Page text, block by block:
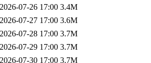
2026-07-26 17:00 3.4M
2026-07-27 17:00 3.6M
2026-07-28 17:00 3.7M
2026-07-29 17:00 3.7M
2026-07-30 17:00 3.7M